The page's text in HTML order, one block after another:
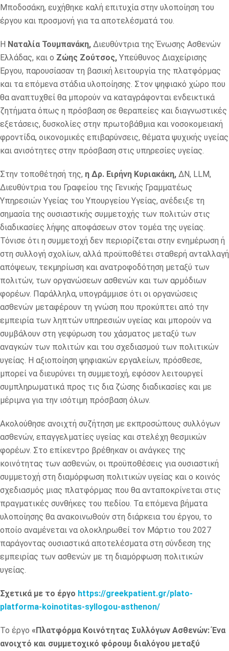
Μποδοσάκη, ευχήθηκε καλή επιτυχία στην υλοποίηση του
έργου και προσμονή για τα αποτελέσματά του.
Η Ναταλία Τουμπανάκη, Διευθύντρια της Ένωσης Ασθενών
Ελλάδας, και ο Ζώης Ζούτσος, Υπεύθυνος Διαχείρισης
Έργου, παρουσίασαν τη βασική λειτουργία της πλατφόρμας
και τα επόμενα στάδια υλοποίησης. Στον ψηφιακό χώρο που
θα αναπτυχθεί θα μπορούν να καταγράφονται ενδεικτικά
ζητήματα όπως η πρόσβαση σε θεραπείες και διαγνωστικές
εξετάσεις, δυσκολίες στην πρωτοβάθμια και νοσοκομειακή
φροντίδα, οικονομικές επιβαρύνσεις, θέματα ψυχικής υγείας
και ανισότητες στην πρόσβαση στις υπηρεσίες υγείας.
Στην τοποθέτησή της, η Δρ. Ειρήνη Κυριακάκη, ΔΝ, LLM,
Διευθύντρια του Γραφείου της Γενικής Γραμματέως
Υπηρεσιών Υγείας του Υπουργείου Υγείας, ανέδειξε τη
σημασία της ουσιαστικής συμμετοχής των πολιτών στις
διαδικασίες λήψης αποφάσεων στον τομέα της υγείας.
Τόνισε ότι η συμμετοχή δεν περιορίζεται στην ενημέρωση ή
στη συλλογή σχολίων, αλλά προϋποθέτει σταθερή ανταλλαγή
απόψεων, τεκμηρίωση και ανατροφοδότηση μεταξύ των
πολιτών, των οργανώσεων ασθενών και των αρμόδιων
φορέων. Παράλληλα, υπογράμμισε ότι οι οργανώσεις
ασθενών μεταφέρουν τη γνώση που προκύπτει από την
εμπειρία των ληπτών υπηρεσιών υγείας και μπορούν να
συμβάλουν στη γεφύρωση του χάσματος μεταξύ των
αναγκών των πολιτών και του σχεδιασμού των πολιτικών
υγείας. Η αξιοποίηση ψηφιακών εργαλείων, πρόσθεσε,
μπορεί να διευρύνει τη συμμετοχή, εφόσον λειτουργεί
συμπληρωματικά προς τις δια ζώσης διαδικασίες και με
μέριμνα για την ισότιμη πρόσβαση όλων.
Ακολούθησε ανοιχτή συζήτηση με εκπροσώπους συλλόγων
ασθενών, επαγγελματίες υγείας και στελέχη θεσμικών
φορέων. Στο επίκεντρο βρέθηκαν οι ανάγκες της
κοινότητας των ασθενών, οι προϋποθέσεις για ουσιαστική
συμμετοχή στη διαμόρφωση πολιτικών υγείας και ο κοινός
σχεδιασμός μιας πλατφόρμας που θα ανταποκρίνεται στις
πραγματικές συνθήκες του πεδίου. Τα επόμενα βήματα
υλοποίησης θα ανακοινωθούν στη διάρκεια του έργου, το
οποίο αναμένεται να ολοκληρωθεί τον Μάρτιο του 2027
παράγοντας ουσιαστικά αποτελέσματα στη σύνδεση της
εμπειρίας των ασθενών με τη διαμόρφωση πολιτικών
υγείας.
Σχετικά με το έργο https://greekpatient.gr/plato-
platforma-koinotitas-syllogou-asthenon/
Το έργο «Πλατφόρμα Κοινότητας Συλλόγων Ασθενών: Ένα
ανοιχτό και συμμετοχικό φόρουμ διαλόγου μεταξύ